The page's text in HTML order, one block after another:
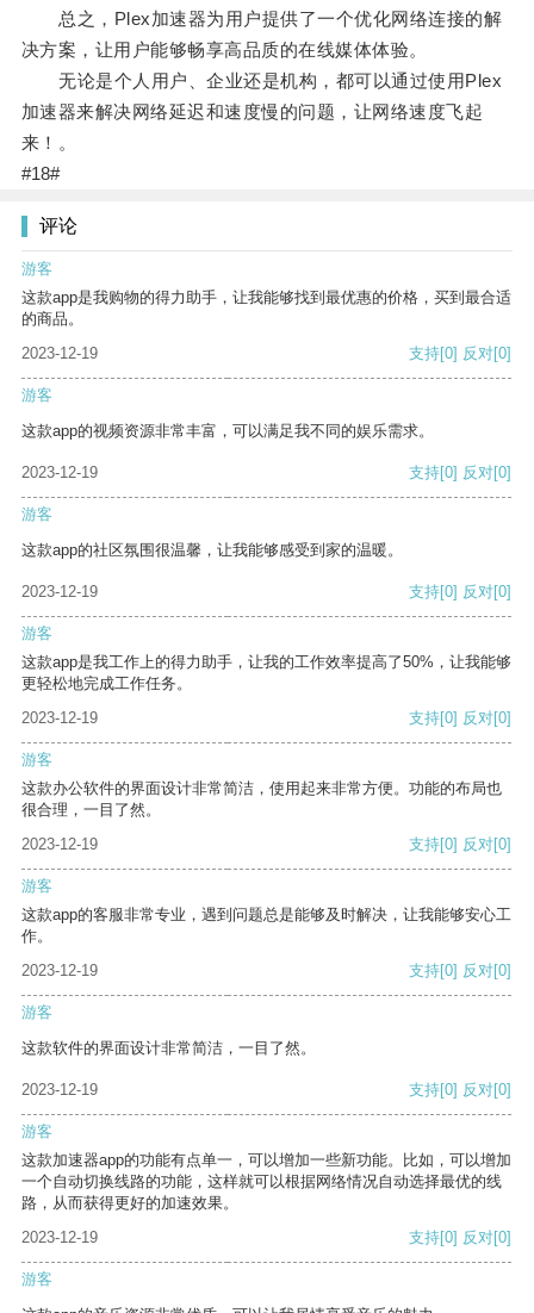
总之，Plex加速器为用户提供了一个优化网络连接的解
决方案，让用户能够畅享高品质的在线媒体体验。
无论是个人用户、企业还是机构，都可以通过使用Plex
加速器来解决网络延迟和速度慢的问题，让网络速度飞起
来！。
#18#
评论
游客
这款app是我购物的得力助手，让我能够找到最优惠的价格，买到最合适
的商品。
2023-12-19
支持[0] 反对[0]
游客
这款app的视频资源非常丰富，可以满足我不同的娱乐需求。
2023-12-19 支持[0] 反对[0]
游客
这款app的社区氛围很温馨，让我能够感受到家的温暖。
2023-12-19 支持[0] 反对[0]
游客
这款app是我工作上的得力助手，让我的工作效率提高了50%，让我能够
更轻松地完成工作任务。
2023-12-19
支持[0] 反对[0]
游客
这款办公软件的界面设计非常简洁，使用起来非常方便。功能的布局也
很合理，一目了然。
2023-12-19
支持[0] 反对[0]
游客
这款app的客服非常专业，遇到问题总是能够及时解决，让我能够安心工
作。
2023-12-19
支持[0] 反对[0]
游客
这款软件的界面设计非常简洁，一目了然。
2023-12-19 支持[0] 反对[0]
游客
这款加速器app的功能有点单一，可以增加一些新功能。比如，可以增加
一个自动切换线路的功能，这样就可以根据网络情况自动选择最优的线
路，从而获得更好的加速效果。
2023-12-19
支持[0] 反对[0]
游客